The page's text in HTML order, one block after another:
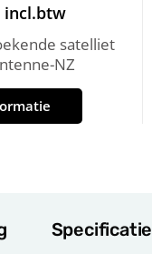
incl.btw
satelliet
NZ
Specificatie